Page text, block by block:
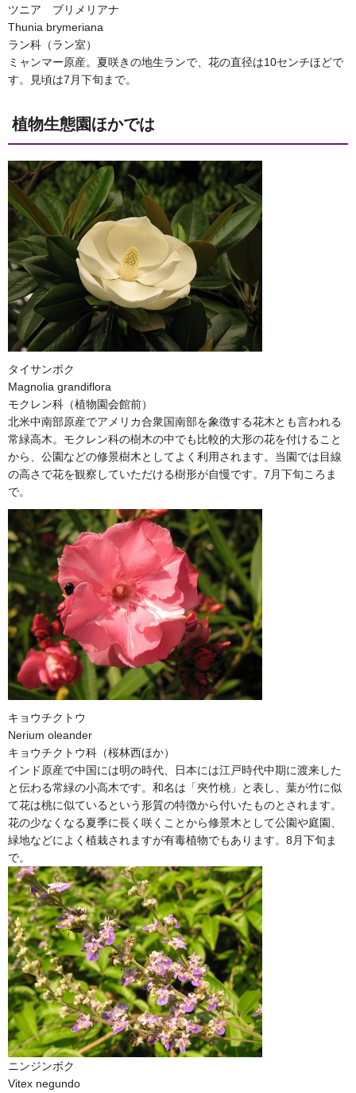
ツニア ブリメリアナ
Thunia brymeriana
ラン科（ラン室）
ミャンマー原産。夏咲きの地生ランで、花の直径は10センチほどで
す。見頃は7月下旬まで。
植物生態園ほかでは
タイサンボク
Magnolia grandiflora
モクレン科（植物園会館前）
北米中南部原産でアメリカ合衆国南部を象徴する花木とも言われる
常緑高木。モクレン科の樹木の中でも比較的大形の花を付けること
から、公園などの修景樹木としてよく利用されます。当園では目線
の高さで花を観察していただける樹形が自慢です。7月下旬ころま
で。
キョウチクトウ
Nerium oleander
キョウチクトウ科（桜林西ほか）
インド原産で中国には明の時代、日本には江戸時代中期に渡来した
と伝わる常緑の小高木です。和名は「夾竹桃」と表し、葉が竹に似
て花は桃に似ているという形質の特徴から付いたものとされます。
花の少なくなる夏季に長く咲くことから修景木として公園や庭園、
緑地などによく植栽されますが有毒植物でもあります。8月下旬ま
で。
ニンジンボク
Vitex negundo